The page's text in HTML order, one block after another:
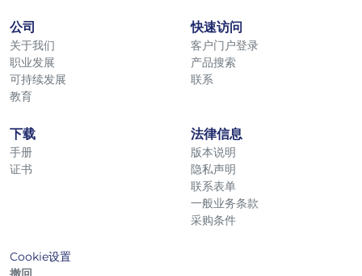
公司
关于我们
职业发展
可持续发展
教育
快速访问
客户门户登录
产品搜索
联系
下载
手册
证书
法律信息
版本说明
隐私声明
联系表单
一般业务条款
采购条件
Cookie设置